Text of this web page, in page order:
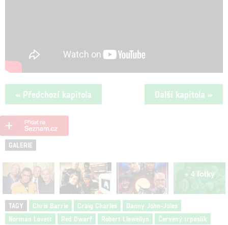
« Předchozí kapitola Další kapitola »
GALERIE
+ 4 fotky
TAGY Chris Barrie Craig Charles
Danny John-Jules
Norman Lovett
Red Dwarf Robert Llewellyn Červený trpaslík